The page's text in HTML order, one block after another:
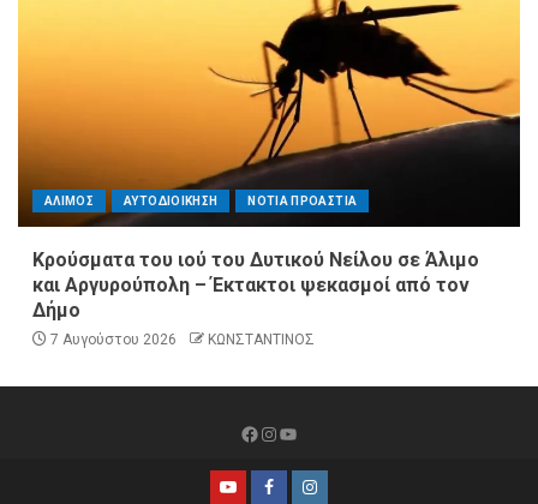
ΑΛΙΜΟΣ ΑΥΤΟΔΙΟΙΚΗΣΗ ΝΟΤΙΑ ΠΡΟΑΣΤΙΑ
Κρούσματα του ιού του Δυτικού Νείλου σε Άλιμο
και Αργυρούπολη – Έκτακτοι ψεκασμοί από τον
Δήμο
7 Αυγούστου 2026 ΚΩΝΣΤΑΝΤΙΝΟΣ